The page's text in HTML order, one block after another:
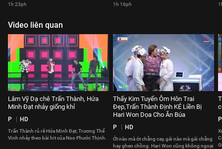
1h 23ph 1h 16ph
Video liên quan
Lâm Vỹ Dạ chê Trấn Thành, Hứa
Minh Đạt nhảy giống khỉ
P HD
Trấn Thành rủ rê Hứa Minh Đạt, Trương Thế
Vinh nhảy theo bài hit của Noo Phước Thịnh.
Thấy Kim Tuyến Ôm Hôn Trai
Đẹp,Trấn Thành Định KÉ Liền Bị
Hari Won Dọa Cho Ăn Búa
P HD
Ớt nào mà ớt chẳng cay, gái nào mà gái chẳng
hay ghen chồng. Hari Won cũng không ngoại
P